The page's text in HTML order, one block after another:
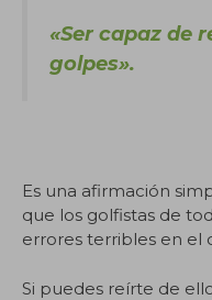
«Ser capaz de
golpes».
Es una afirmación
que los golfistas de
errores terribles en el
Si puedes reírte de